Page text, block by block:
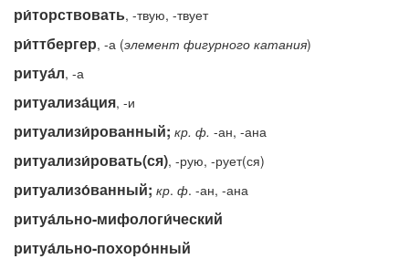
ри́торствовать, -твую, -твует
ри́ттбергер, -а (элемент фигурного катания)
ритуа́л, -а
ритуализа́ция, -и
ритуализи́рованный; кр. ф. -ан, -ана
ритуализи́ровать(ся), -рую, -рует(ся)
ритуализо́ванный; кр. ф. -ан, -ана
ритуа́льно-мифологи́ческий
ритуа́льно-похоро́нный